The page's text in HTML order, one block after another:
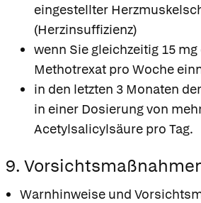
eingestellter
(Herzinsuffizienz)
wenn Sie gleichzeitig 15
Methotrexat pro Woche
in den letzten 3 Monaten
in einer Dosierung von
Acetylsalicylsäure pro Tag.
9.
Warnhinweise und